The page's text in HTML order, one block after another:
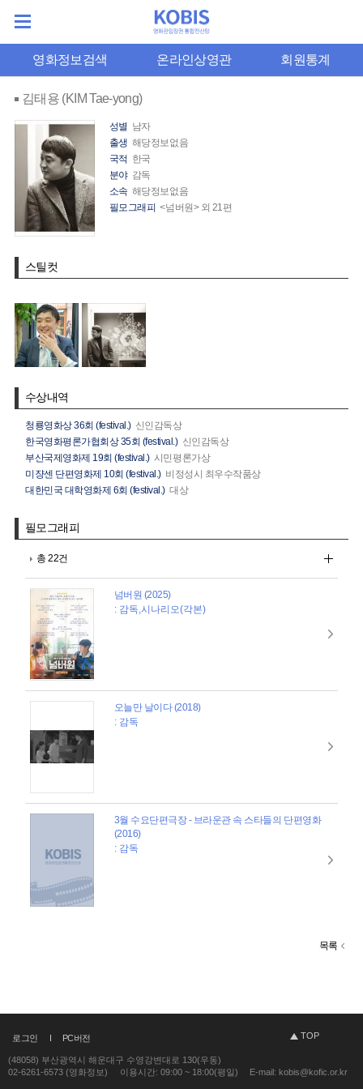
영화정보검색 온라인상영관 회원통계
김태용 (KIM Tae-yong)
성별 남자
출생 해당정보없음
국적 한국
분야 감독
소속 해당정보없음
필모그래피 <넘버원> 외 21편
스틸컷
수상내역
청룡영화상 36회 (festival.) 신인감독상
한국영화평론가협회상 35회 (festival.) 신인감독상
부산국제영화제 19회 (festival.) 시민평론가상
미쟝센 단편영화제 10회 (festival.) 비정성시 최우수작품상
대한민국 대학영화제 6회 (festival.) 대상
필모그래피
총 22건
넘버원 (2025)
: 감독,시나리오(각본)
오늘만 날이다 (2018)
: 감독
3월 수요단편극장 - 브라운관 속 스타들의 단편영화
(2016)
: 감독
목록
로그인 PC버전 TOP
(48058) 부산광역시 해운대구 수영강변대로 130(우동)
02-6261-6573 (영화정보)
이용시간: 09:00 ~ 18:00(평일) E-mail: kobis@kofic.or.kr